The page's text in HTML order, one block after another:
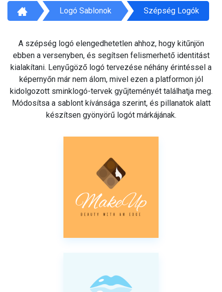
Logó Sablonok Szépség Logók
A szépség logó elengedhetetlen ahhoz, hogy kitűnjön
ebben a versenyben, és segítsen felismerhető identitást
kialakítani. Lenyűgöző logó tervezése néhány érintéssel a
képernyőn már nem álom, mivel ezen a platformon jól
kidolgozott sminklogó-tervek gyűjteményét találhatja meg.
Módosítsa a sablont kívánsága szerint, és pillanatok alatt
készítsen gyönyörű logót márkájának.